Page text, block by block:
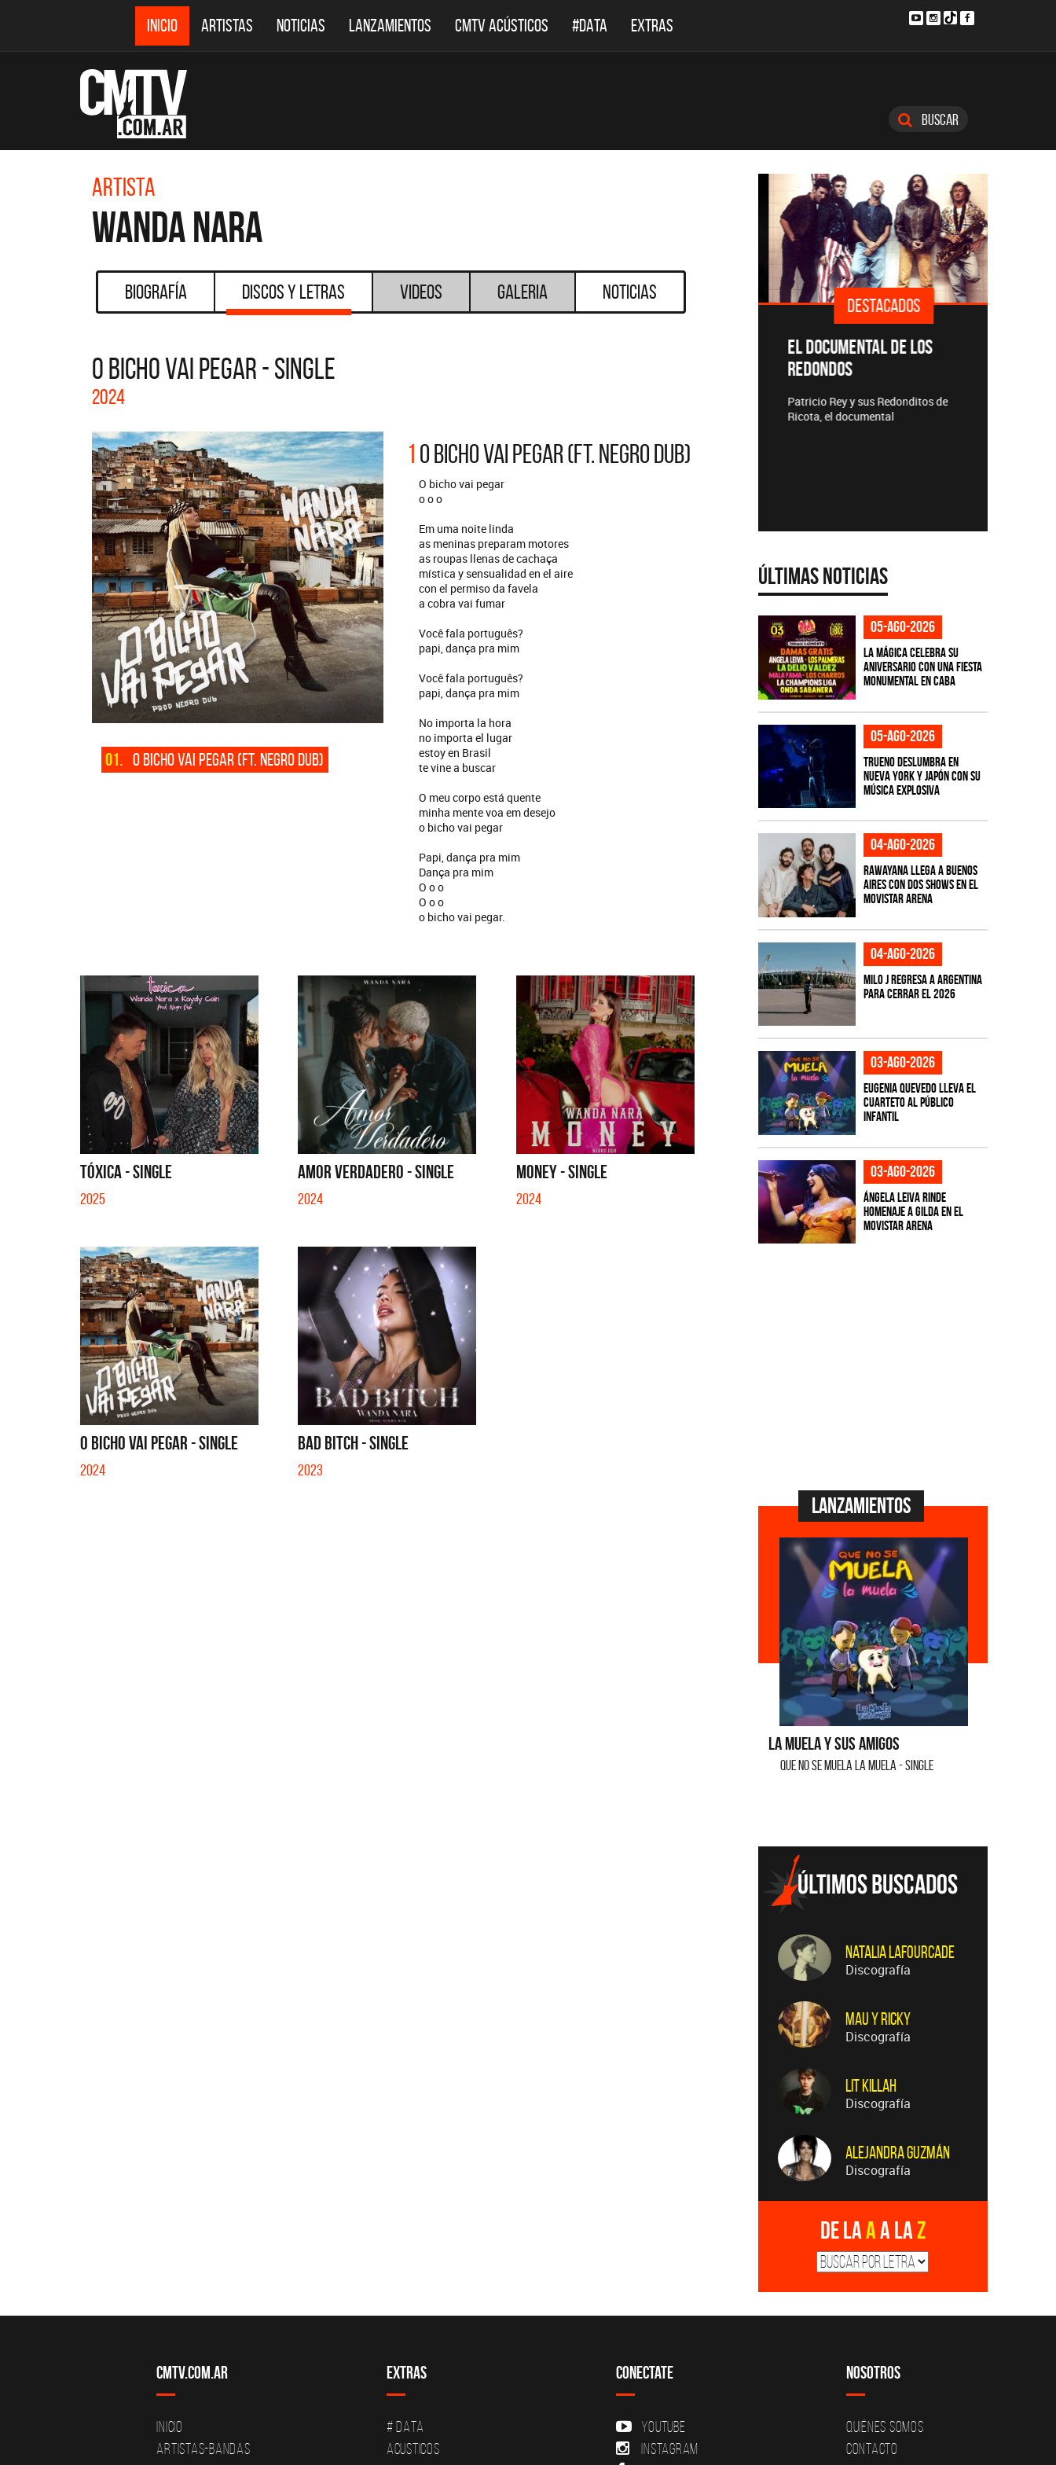
INICIO ARTISTAS NOTICIAS LANZAMIENTOS CMTV ACÚSTICOS #DATA EXTRAS
Buscar
Artista
Wanda Nara
Biografía Discos y Letras Videos Galeria Noticias
O BICHO VAI PEGAR - SINGLE
2024
01. O BICHO VAI PEGAR (FT. NEGRO DUB)
1 O BICHO VAI PEGAR (FT. NEGRO DUB)
O bicho vai pegar
o o o
Em uma noite linda
as meninas preparam motores
as roupas llenas de cachaça
mística y sensualidad en el aire
con el permiso da favela
a cobra vai fumar
Você fala português?
papi, dança pra mim
Você fala português?
papi, dança pra mim
No importa la hora
no importa el lugar
estoy en Brasil
te vine a buscar
O meu corpo está quente
minha mente voa em desejo
o bicho vai pegar
Papi, dança pra mim
Dança pra mim
O o o
O o o
o bicho vai pegar.
TÓXICA - SINGLE
2025
AMOR VERDADERO - SINGLE
2024
MONEY - SINGLE
2024
O BICHO VAI PEGAR - SINGLE
2024
BAD BITCH - SINGLE
2023
DESTACADOS
La colección completa de los CMTV
DESTACADOS DESTACADOS
EL DOCUMENTAL DE LOS
REDONDOS
Patricio Rey y sus Redonditos de
Ricota, el documental
Últimas Noticias
05-ago-2026
La Mágica celebra su
aniversario con una fiesta
monumental en CABA
05-ago-2026
TRUENO deslumbra en
Nueva York y Japón con su
música explosiva
04-ago-2026
Rawayana llega a Buenos
Aires con dos shows en el
Movistar Arena
04-ago-2026
Milo J regresa a Argentina
para cerrar el 2026
03-ago-2026
Eugenia Quevedo lleva el
cuarteto al público
infantil
03-ago-2026
Ángela Leiva rinde
homenaje a Gilda en el
Movistar Arena
Lanzamientos
La Muela y Sus Amigos
QUE NO SE MUELA LA MUELA - SINGLE
Natalia LaFourcade
Discografía
Mau y Ricky
Discografía
Lit Killah
Discografía
Alejandra Guzmán
Discografía
De laAa laZ
CMTV.com.ar
Inicio
Artistas-Bandas
Extras
# DATA
Acusticos
Conectate
YouTube
Instagram
Nosotros
Quiénes Somos
Contacto